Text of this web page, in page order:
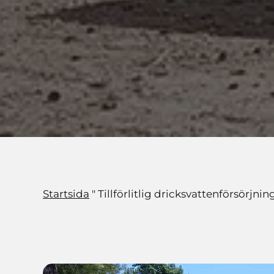
Startsida " Tillförlitlig